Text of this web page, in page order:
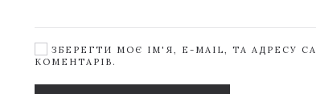
ЗБЕРЕГТИ МОЄ ІМ'Я, E-MAIL, ТА АДРЕСУ
КОМЕНТАРІВ.